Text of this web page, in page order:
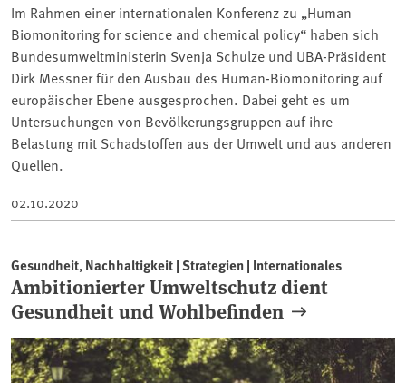
Im Rahmen einer internationalen Konferenz zu „Human
Biomonitoring for science and chemical policy“ haben sich
Bundesumweltministerin Svenja Schulze und UBA-Präsident
Dirk Messner für den Ausbau des Human-Biomonitoring auf
europäischer Ebene ausgesprochen. Dabei geht es um
Untersuchungen von Bevölkerungsgruppen auf ihre
Belastung mit Schadstoffen aus der Umwelt und aus anderen
Quellen.
02.10.2020
Gesundheit, Nachhaltigkeit | Strategien | Internationales
Ambitionierter Umweltschutz dient
Gesundheit und Wohlbefinden